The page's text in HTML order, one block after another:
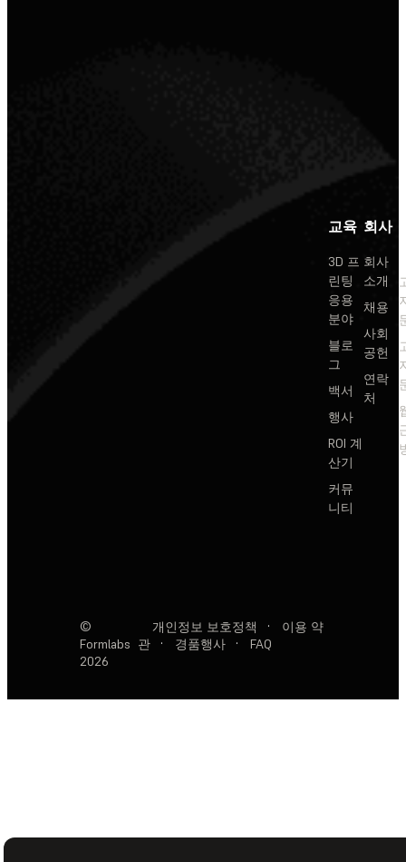
교육
3D 프
린팅
응용
분야
블로
그
백서
행사
ROI 계
산기
커뮤
니티
회사
회사
소개
채용
사회
공헌
연락
처
©
Formlabs
2026
개인정보 보호정책 ·
이용 약
관
· 경품행사 · FAQ